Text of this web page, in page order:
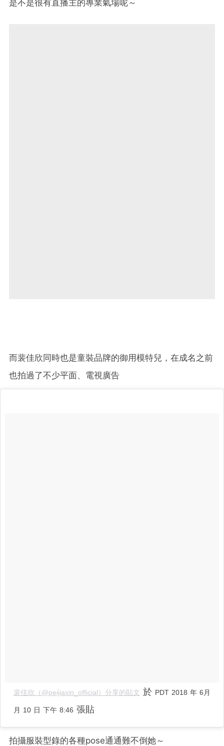
是不是很有直播主的專業氣場呢～
而裴佳欣同時也是童裝品牌的御用模特兒，在成名之前
也拍過了不少平面、電視廣告
裴佳欣（@peijiaxin_official）分享的貼文 於 PDT 2018 年 6月
月 10 日 下午 8:46 張貼
拍攝服裝型錄的各種pose通通難不倒她～